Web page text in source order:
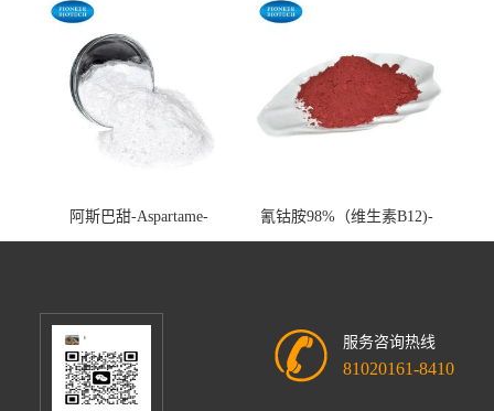
阿斯巴甜-Aspartame-
cas:22839-47-0
氰钴胺98%（维生素B12)-
Vitamin B12-cas:68-19-9
服务咨询热线
81020161-8410